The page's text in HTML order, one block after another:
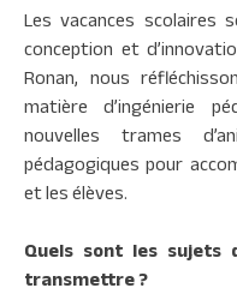
Les vacances
conception et
Ronan, nous
matière d’ingénierie
nouvelles trames
pédagogiques pour
et les élèves.
Quels sont les sujets
transmettre ?